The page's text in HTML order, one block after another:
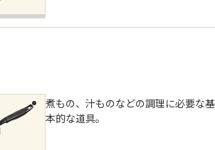
煮もの、汁ものなどの調理に必要な基
本的な道具。